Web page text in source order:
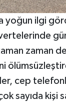
yoğun ilgi
zaman
cep
sayıda kişi